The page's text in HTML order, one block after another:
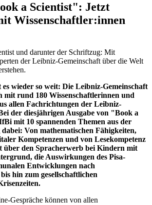
a Scientist": Jetzt
Wissenschaftler:innen
wieder so weit: Die Leibniz-Gemeinschaft
mit rund 180 Wissenschaftlerinnen und
allen Fachrichtungen der Leibniz-
der diesjährigen Ausgabe von "Book a
mit 10 spannenden Themen aus der
Von mathematischen Fähigkeiten,
Kompetenzen und von Lesekompetenz
über den Spracherwerb bei Kindern mit
die Auswirkungen des Pisa-
Entwicklungen nach
hin zum gesellschaftlichen
Gespräche können von allen